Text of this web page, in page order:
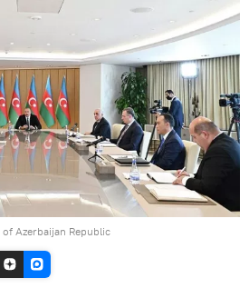
Azerbaijan Republic